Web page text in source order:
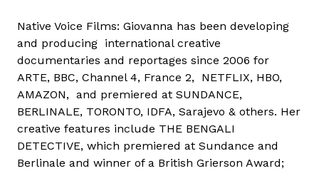
S
t
o
p
p
o
n
i
Native Voice Films: Giovanna has been developing
and producing international creative
documentaries and reportages since 2006 for
ARTE, BBC, Channel 4, France 2, NETFLIX, HBO,
AMAZON, and premiered at SUNDANCE,
BERLINALE, TORONTO, IDFA, Sarajevo & others. Her
creative features include THE BENGALI
DETECTIVE, which premiered at Sundance and
Berlinale and winner of a British Grierson Award;